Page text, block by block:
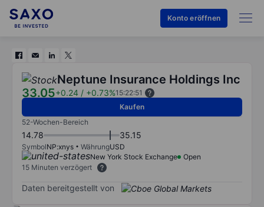
Konto eröffnen
Neptune Insurance Holdings Inc
33.05+0.24 / +0.73%15:22:51
Kaufen
52-Wochen-Bereich
14.78 35.15
SymbolNP:xnys WährungUSD
New York Stock Exchange
Open
15 Minuten verzögert
Daten bereitgestellt von